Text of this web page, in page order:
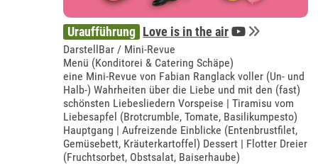
Uraufführung Love is in the air
DarstellBar / Mini-Revue
Menü (Konditorei & Catering Schäpe)
eine Mini-Revue von Fabian Ranglack voller (Un- und
Halb-) Wahrheiten über die Liebe und mit den (fast)
schönsten Liebesliedern Vorspeise | Tiramisu vom
Liebesapfel (Brotcrumble, Tomate, Basilikumpesto)
Hauptgang | Aufreizende Einblicke (Entenbrustfilet,
Gemüsebett, Kräuterkartoffel) Dessert | Flotter Dreier
(Fruchtsorbet, Obstsalat, Baiserhaube)